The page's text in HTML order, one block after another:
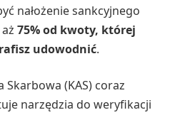
nałożenie sankcyjnego
75% od kwoty, której
udowodnić.
(KAS) coraz
narzędzia do weryfikacji